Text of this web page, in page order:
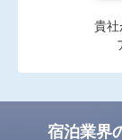
貴社
宿泊業界